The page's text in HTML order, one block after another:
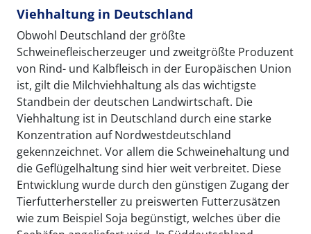
Viehhaltung in Deutschland
Obwohl Deutschland der größte
Schweinefleischerzeuger und zweitgrößte Produzent
von Rind- und Kalbfleisch in der Europäischen Union
ist, gilt die Milchviehhaltung als das wichtigste
Standbein der deutschen Landwirtschaft. Die
Viehhaltung ist in Deutschland durch eine starke
Konzentration auf Nordwestdeutschland
gekennzeichnet. Vor allem die Schweinehaltung und
die Geflügelhaltung sind hier weit verbreitet. Diese
Entwicklung wurde durch den günstigen Zugang der
Tierfutterhersteller zu preiswerten Futterzusätzen
wie zum Beispiel Soja begünstigt, welches über die